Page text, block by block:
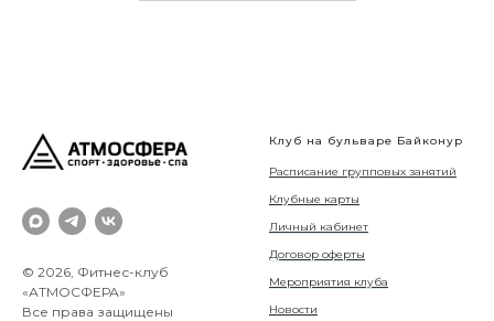
© 2026, Фитнес-клуб
«АТМОСФЕРА»
Все права защищены
Клуб на бульваре Байконур
Расписание групповых занятий
Клубные карты
Личный кабинет
Договор оферты
Мероприятия клуба
Новости